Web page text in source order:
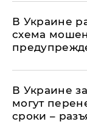
В Украине
схема
В Украине
могут
сроки –